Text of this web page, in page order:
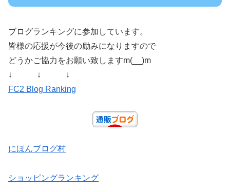
ブログランキングに参加しています。
皆様の応援が今後の励みになりますので
どうかご協力をお願い致しますm(__)m
↓ ↓ ↓
FC2 Blog Ranking
にほんブログ村
ショッピングランキング